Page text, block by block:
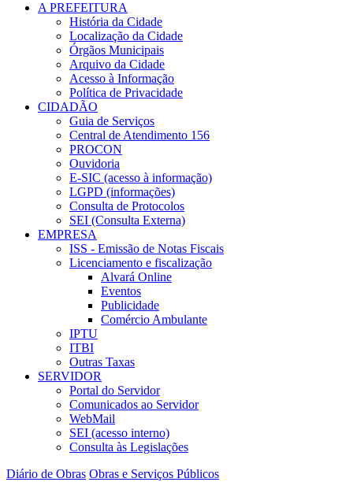
A PREFEITURA
História da Cidade
Localização da Cidade
Órgãos Municipais
Arquivo da Cidade
Acesso à Informação
Política de Privacidade
CIDADÃO
Guia de Serviços
Central de Atendimento 156
PROCON
Ouvidoria
E-SIC (acesso à informação)
LGPD (informações)
Consulta de Protocolos
SEI (Consulta Externa)
EMPRESA
ISS - Emissão de Notas Fiscais
Licenciamento e fiscalização
Alvará Online
Eventos
Publicidade
Comércio Ambulante
IPTU
ITBI
Outras Taxas
SERVIDOR
Portal do Servidor
Comunicados ao Servidor
WebMail
SEI (acesso interno)
Consulta às Legislações
Diário de Obras Obras e Serviços Públicos